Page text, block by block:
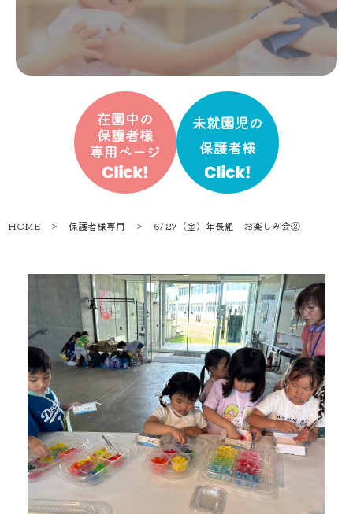
HOME ＞ 保護者様専用 ＞ 6/ 27（金）年長組 お楽しみ会②